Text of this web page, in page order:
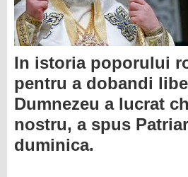
In istoria poporului
pentru a dobandi
Dumnezeu a lucrat
nostru, a spus
duminica.